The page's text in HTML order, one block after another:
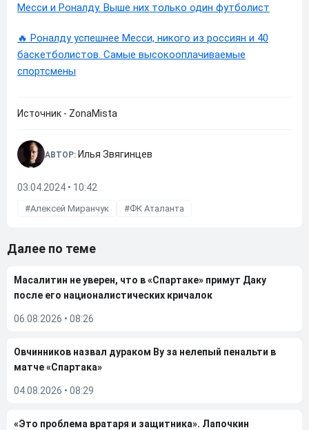
Месси и Роналду. Выше них только один футболист
🔥 Роналду успешнее Месси, никого из россиян и 40
баскетболистов. Самые высокооплачиваемые
спортсмены
Источник - ZonaMista
АВТОР: Илья Звягинцев
03.04.2024 • 10:42
Алексей Миранчук ФК Аталанта
Далее по теме
Масалитин не уверен, что в «Спартаке» примут Даку
после его националистических кричалок
06.08.2026 • 08:26
Овчинников назвал дураком Ву за нелепый пенальти в
матче «Спартака»
04.08.2026 • 08:29
«Это проблема вратаря и защитника». Лапочкин